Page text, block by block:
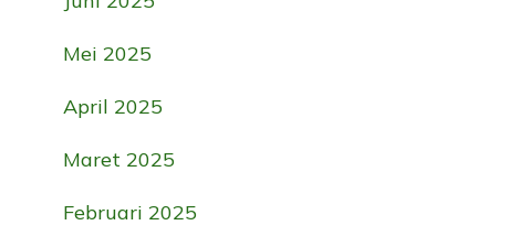
Mei 2025
April 2025
Maret 2025
Februari 2025